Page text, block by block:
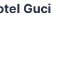
Guci